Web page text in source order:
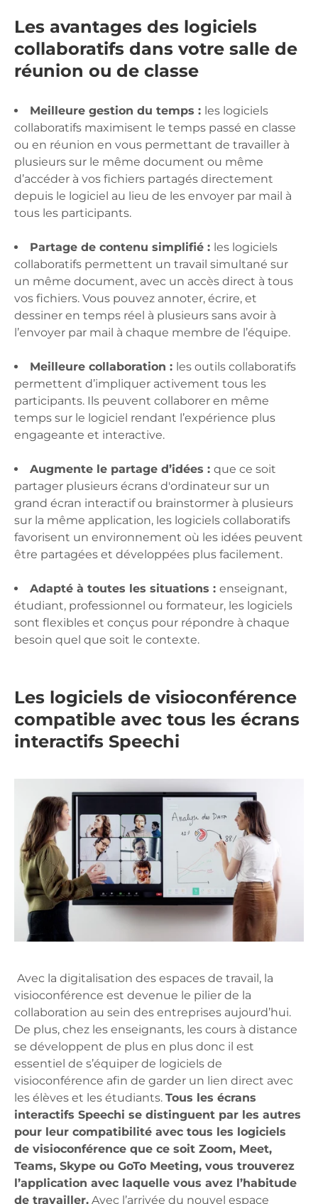
Les avantages des logiciels
collaboratifs dans votre salle de
réunion ou de classe
Meilleure gestion du temps : les logiciels
collaboratifs maximisent le temps passé en classe
ou en réunion en vous permettant de travailler à
plusieurs sur le même document ou même
d’accéder à vos fichiers partagés directement
depuis le logiciel au lieu de les envoyer par mail à
tous les participants.
Partage de contenu simplifié : les logiciels
collaboratifs permettent un travail simultané sur
un même document, avec un accès direct à tous
vos fichiers. Vous pouvez annoter, écrire, et
dessiner en temps réel à plusieurs sans avoir à
l’envoyer par mail à chaque membre de l’équipe.
Meilleure collaboration : les outils collaboratifs
permettent d’impliquer activement tous les
participants. Ils peuvent collaborer en même
temps sur le logiciel rendant l’expérience plus
engageante et interactive.
Augmente le partage d’idées : que ce soit
partager plusieurs écrans d'ordinateur sur un
grand écran interactif ou brainstormer à plusieurs
sur la même application, les logiciels collaboratifs
favorisent un environnement où les idées peuvent
être partagées et développées plus facilement.
Adapté à toutes les situations : enseignant,
étudiant, professionnel ou formateur, les logiciels
sont flexibles et conçus pour répondre à chaque
besoin quel que soit le contexte.
Les logiciels de visioconférence
compatible avec tous les écrans
interactifs Speechi
Avec la digitalisation des espaces de travail, la
visioconférence est devenue le pilier de la
collaboration au sein des entreprises aujourd’hui.
De plus, chez les enseignants, les cours à distance
se développent de plus en plus donc il est
essentiel de s’équiper de logiciels de
visioconférence afin de garder un lien direct avec
les élèves et les étudiants. Tous les écrans
interactifs Speechi se distinguent par les autres
pour leur compatibilité avec tous les logiciels
de visioconférence que ce soit Zoom, Meet,
Teams, Skype ou GoTo Meeting, vous trouverez
l’application avec laquelle vous avez l’habitude
de travailler. Avec l’arrivée du nouvel espace